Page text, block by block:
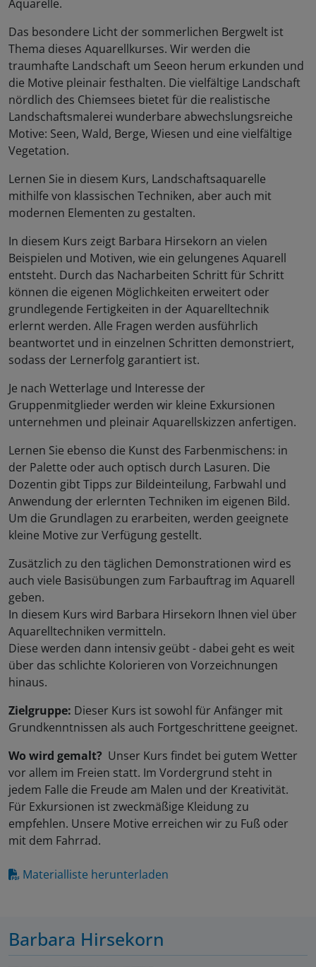
Aquarelle.
Das besondere Licht der sommerlichen Bergwelt ist
Thema dieses Aquarellkurses. Wir werden die
traumhafte Landschaft um Seeon herum erkunden und
die Motive pleinair festhalten. Die vielfältige Landschaft
nördlich des Chiemsees bietet für die realistische
Landschaftsmalerei wunderbare abwechslungsreiche
Motive: Seen, Wald, Berge, Wiesen und eine vielfältige
Vegetation.
Lernen Sie in diesem Kurs, Landschaftsaquarelle
mithilfe von klassischen Techniken, aber auch mit
modernen Elementen zu gestalten.
In diesem Kurs zeigt Barbara Hirsekorn an vielen
Beispielen und Motiven, wie ein gelungenes Aquarell
entsteht. Durch das Nacharbeiten Schritt für Schritt
können die eigenen Möglichkeiten erweitert oder
grundlegende Fertigkeiten in der Aquarelltechnik
erlernt werden. Alle Fragen werden ausführlich
beantwortet und in einzelnen Schritten demonstriert,
sodass der Lernerfolg garantiert ist.
Je nach Wetterlage und Interesse der
Gruppenmitglieder werden wir kleine Exkursionen
unternehmen und pleinair Aquarellskizzen anfertigen.
Lernen Sie ebenso die Kunst des Farbenmischens: in
der Palette oder auch optisch durch Lasuren. Die
Dozentin gibt Tipps zur Bildeinteilung, Farbwahl und
Anwendung der erlernten Techniken im eigenen Bild.
Um die Grundlagen zu erarbeiten, werden geeignete
kleine Motive zur Verfügung gestellt.
Zusätzlich zu den täglichen Demonstrationen wird es
auch viele Basisübungen zum Farbauftrag im Aquarell
geben.
In diesem Kurs wird Barbara Hirsekorn Ihnen viel über
Aquarelltechniken vermitteln.
Diese werden dann intensiv geübt - dabei geht es weit
über das schlichte Kolorieren von Vorzeichnungen
hinaus.
Zielgruppe: Dieser Kurs ist sowohl für Anfänger mit
Grundkenntnissen als auch Fortgeschrittene geeignet.
Wo wird gemalt? Unser Kurs findet bei gutem Wetter
vor allem im Freien statt. Im Vordergrund steht in
jedem Falle die Freude am Malen und der Kreativität.
Für Exkursionen ist zweckmäßige Kleidung zu
empfehlen. Unsere Motive erreichen wir zu Fuß oder
mit dem Fahrrad.
Materialliste herunterladen
Barbara Hirsekorn